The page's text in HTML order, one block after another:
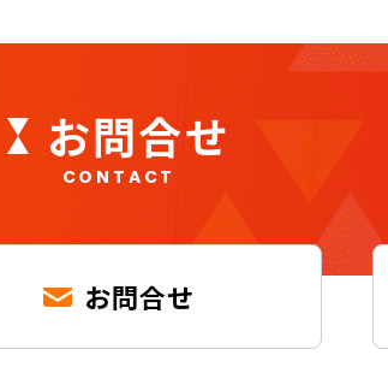
お問合せ
CONTACT
お問合せ